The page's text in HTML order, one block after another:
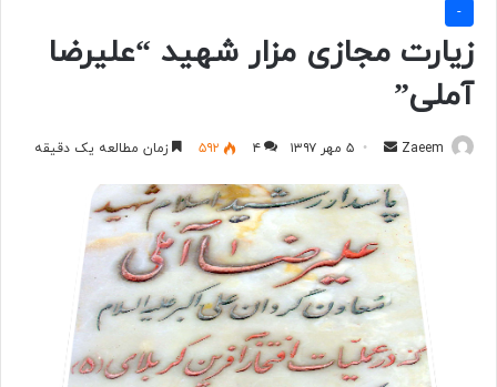
-
زیارت مجازی مزار شهید “علیرضا
آملی”
Zaeem ۵ مهر ۱۳۹۷ ۴ ۵۹۲ زمان مطالعه یک دقیقه